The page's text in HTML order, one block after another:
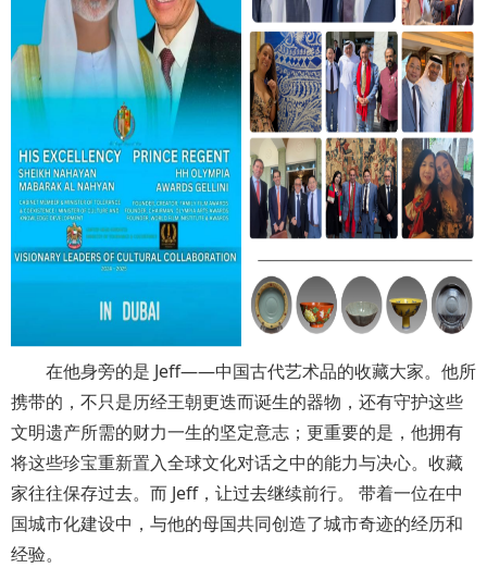
在他身旁的是 Jeff——中国古代艺术品的收藏大家。他所
携带的，不只是历经王朝更迭而诞生的器物，还有守护这些
文明遗产所需的财力一生的坚定意志；更重要的是，他拥有
将这些珍宝重新置入全球文化对话之中的能力与决心。收藏
家往往保存过去。而 Jeff，让过去继续前行。 带着一位在中
国城市化建设中，与他的母国共同创造了城市奇迹的经历和
经验。